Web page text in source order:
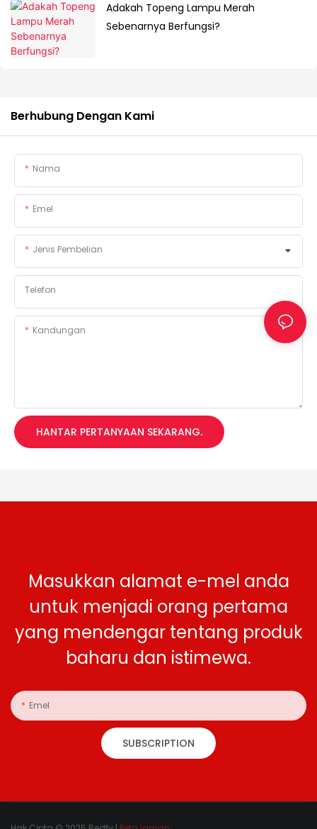
Adakah Topeng Lampu Merah
Sebenarnya Berfungsi?
Berhubung Dengan Kami
Nama
Emel
Jenis Pembelian
Telefon
Kandungan
HANTAR PERTANYAAN SEKARANG.
Masukkan alamat e-mel anda
untuk menjadi orang pertama
yang mendengar tentang produk
baharu dan istimewa.
Emel
SUBSCRIPTION